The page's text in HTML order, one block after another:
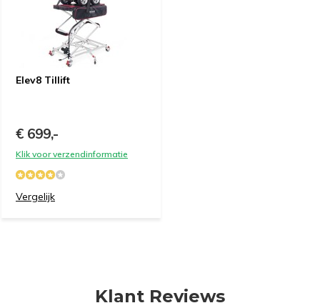
Elev8 Tillift
€ 699,-
Klik voor verzendinformatie
Vergelijk
Klant Reviews
Demonstratie/Advies
aanvragen
Demonstratie/Advies
aanvragen
Uitproberen in de
winkel
Emailadres